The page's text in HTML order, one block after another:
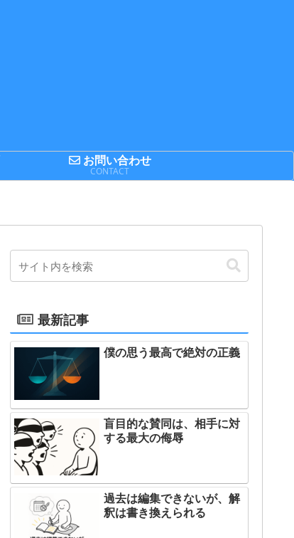
お問い合わせ
CONTACT
最新記事
僕の思う最高で絶対の正義
盲目的な賛同は、相手に対
する最大の侮辱
過去は編集できないが、解
釈は書き換えられる